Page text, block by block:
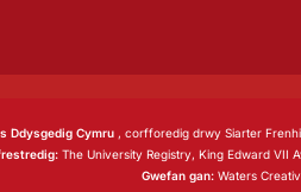
Ddysgedig Cymru , corfforedig drwy Siarter
The University Registry, King Edward VII
Gwefan gan: Waters